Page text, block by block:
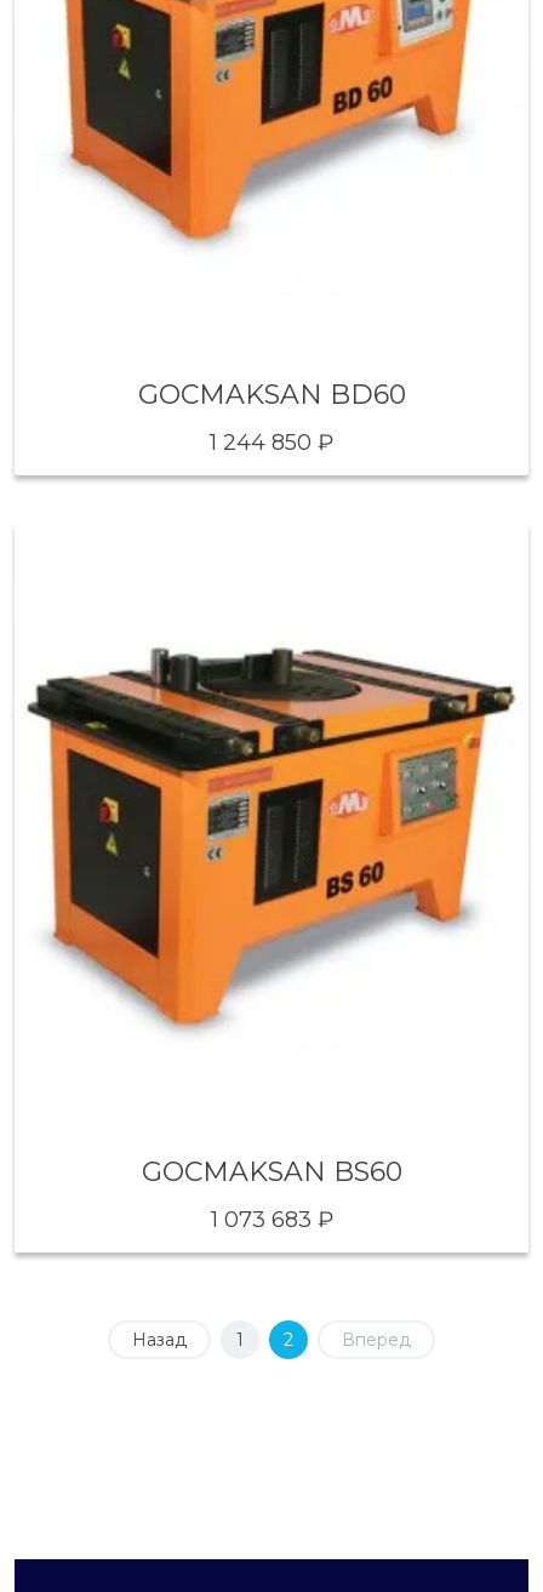
GOCMAKSAN BD60
1 244 850 ₽
GOCMAKSAN BS60
1 073 683 ₽
Назад 1 2 Вперед